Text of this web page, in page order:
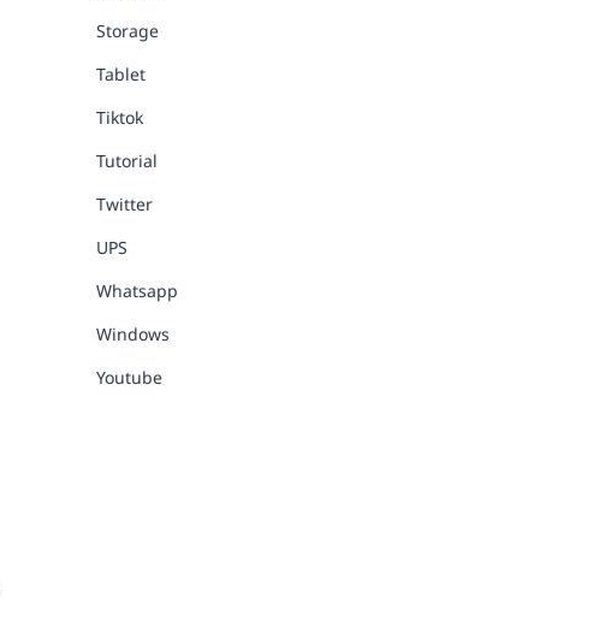
Storage
Tablet
Tiktok
Tutorial
Twitter
UPS
Whatsapp
Windows
Youtube